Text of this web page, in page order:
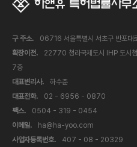
구 주소.
06716 서울특별시 서초구 반포대
확장이전.
22770 청라국제도시 IHP 도시
7층
대표변리사.
하수준
대표전화.
02 - 6956 - 0870
팩스.
0504 - 319 - 0454
이메일.
ha@ha-yoo.com
사업자등록번호.
407 - 08 - 20329